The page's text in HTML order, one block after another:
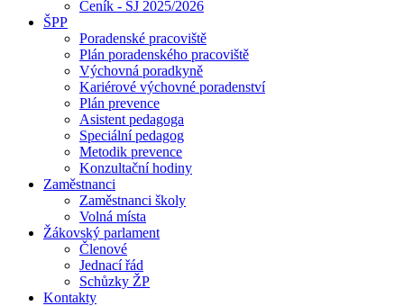
Ceník - ŠJ 2025/2026
ŠPP
Poradenské pracoviště
Plán poradenského pracoviště
Výchovná poradkyně
Kariérové výchovné poradenství
Plán prevence
Asistent pedagoga
Speciální pedagog
Metodik prevence
Konzultační hodiny
Zaměstnanci
Zaměstnanci školy
Volná místa
Žákovský parlament
Členové
Jednací řád
Schůzky ŽP
Kontakty